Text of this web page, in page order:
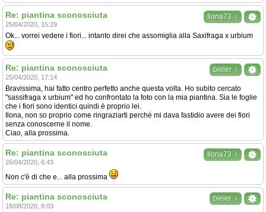
Ilona73 ↓
Re: piantina sconosciuta
25/04/2020, 15:29
Ok... vorrei vedere i fiori... intanto direi che assomiglia alla Saxifraga x urbium
bieler ↓
Re: piantina sconosciuta
25/04/2020, 17:14
Bravissima, hai fatto centro perfetto anche questa volta. Ho subito cercato
"sassifraga x urbium" ed ho confrontato la foto con la mia piantina. Sia le foglie
che i fiori sono identici quindi è proprio lei.
Ilona, non so proprio come ringraziarti perché mi dava fastidio avere dei fiori
senza conoscerne il nome.
Ciao, alla prossima.
Ilona73 ↓
Re: piantina sconosciuta
26/04/2020, 6:43
Non c'è di che e... alla prossima
bieler ↓
Re: piantina sconosciuta
18/08/2020, 8:03